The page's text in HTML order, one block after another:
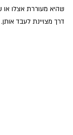
שהיא מעוררת אצלו או
דרך מצויינת לעבד אותן.